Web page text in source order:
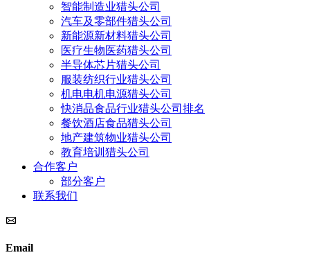
智能制造业猎头公司
汽车及零部件猎头公司
新能源新材料猎头公司
医疗生物医药猎头公司
半导体芯片猎头公司
服装纺织行业猎头公司
机电电机电源猎头公司
快消品食品行业猎头公司排名
餐饮酒店食品猎头公司
地产建筑物业猎头公司
教育培训猎头公司
合作客户
部分客户
联系我们
Email